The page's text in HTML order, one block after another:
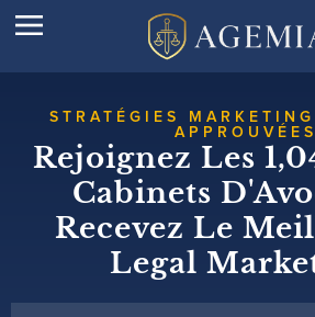
STRATÉGIES
APPROUVÉES
Rejoignez Les
Cabinets
Recevez Le
Legal